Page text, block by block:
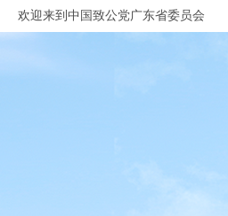
欢迎来到中国致公党广东省委员会